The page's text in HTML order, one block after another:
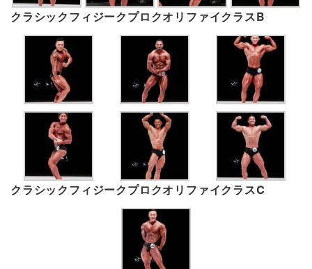
クラシックフィジークプロクオリファイクラスB
クラシックフィジークプロクオリファイクラスC